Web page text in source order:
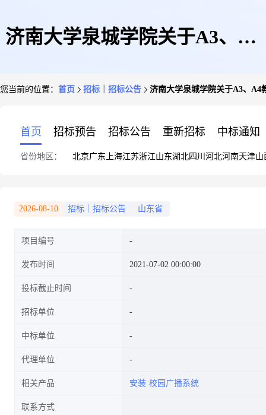
济南大学泉城学院关于A3、A4
您当前的位置： 首页 招标｜招标公告 济南大学泉城学院关于A3、A4
首页 招标预告 招标公告 重新招标 中标通知
省份地区： 北京广东 上海江苏浙江山东湖北四川 河北河南天津山
2026-08-10 招标｜招标公告 山东省
项目编号
发布时间 2021-07-02 00:00:00
投标截止时间
招标单位
中标单位
代理单位
相关产品 安装 校园广播系统
联系方式